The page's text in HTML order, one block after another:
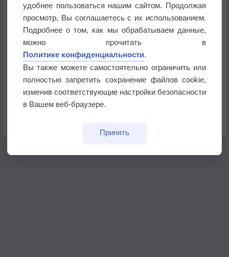
Атмосфера начала замерзать
В Приморье обнаружены морские волны тепла
Изменение климата повлияло на ареал обитания
бабочек
Погода в Екатеринбурге 6 августа
удобнее пользоваться нашим сайтом. Продолжая
просмотр, Вы соглашаетесь с их использованием.
Подробнее о том, как мы обрабатываем данные,
можно прочитать в
Политике конфиденциальности.
Вы также можете самостоятельно ограничить или
полностью запретить сохранение файлов cookie,
изменив соответствующие настройки безопасности
в Вашем веб-браузере.
Принять